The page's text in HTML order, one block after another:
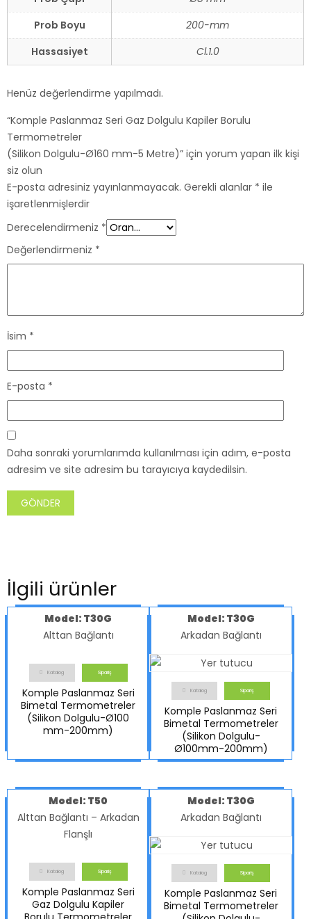
Prob Boyu
200-mm
Hassasiyet
Cl.1.0
Henüz değerlendirme yapılmadı.
“Komple Paslanmaz Seri Gaz Dolgulu Kapiler Borulu
Termometreler
(Silikon Dolgulu-Ø160 mm-5 Metre)” için yorum yapan ilk kişi
siz olun
E-posta adresiniz yayınlanmayacak. Gerekli alanlar * ile
işaretlenmişlerdir
Derecelendirmeniz *
Değerlendirmeniz *
İsim *
E-posta *
Daha sonraki yorumlarımda kullanılması için adım, e-posta
adresim ve site adresim bu tarayıcıya kaydedilsin.
İlgili ürünler
Model: T30G
Alttan Bağlantı
Katalog Sipariş
Komple Paslanmaz Seri
Bimetal Termometreler
(Silikon Dolgulu-Ø100
mm-200mm)
Model: T30G
Arkadan Bağlantı
Katalog Sipariş
Komple Paslanmaz Seri
Bimetal Termometreler
(Silikon Dolgulu-
Ø100mm-200mm)
Model: T50
Alttan Bağlantı – Arkadan
Flanşlı
Katalog Sipariş
Komple Paslanmaz Seri
Gaz Dolgulu Kapiler
Model: T30G
Arkadan Bağlantı
Katalog Sipariş
Komple Paslanmaz Seri
Bimetal Termometreler